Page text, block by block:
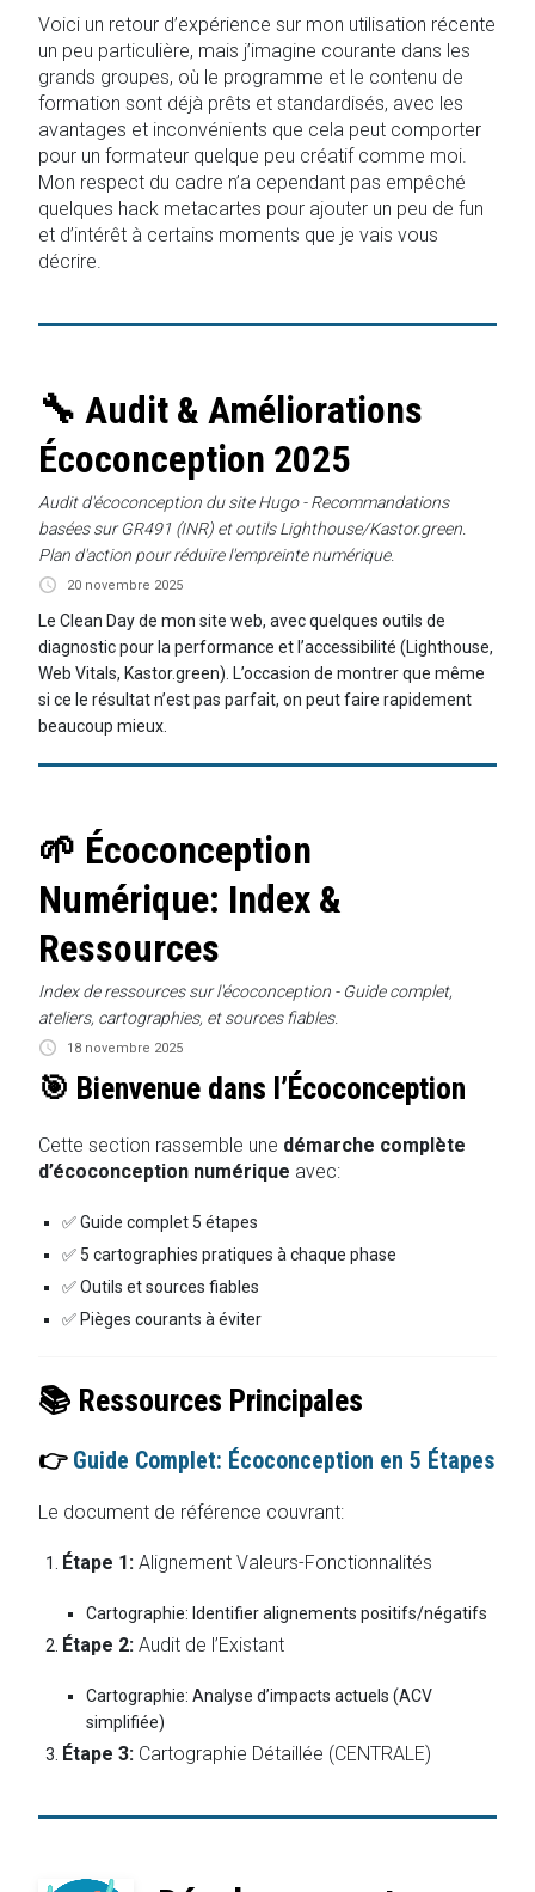
Voici un retour d’expérience sur mon utilisation récente
un peu particulière, mais j’imagine courante dans les
grands groupes, où le programme et le contenu de
formation sont déjà prêts et standardisés, avec les
avantages et inconvénients que cela peut comporter
pour un formateur quelque peu créatif comme moi.
Mon respect du cadre n’a cependant pas empêché
quelques hack metacartes pour ajouter un peu de fun
et d’intérêt à certains moments que je vais vous
décrire.
🔧 Audit & Améliorations
Écoconception 2025
Audit d'écoconception du site Hugo - Recommandations
basées sur GR491 (INR) et outils Lighthouse/Kastor.green.
Plan d'action pour réduire l'empreinte numérique.
20 novembre 2025
Le Clean Day de mon site web, avec quelques outils de
diagnostic pour la performance et l’accessibilité (Lighthouse,
Web Vitals, Kastor.green). L’occasion de montrer que même
si ce le résultat n’est pas parfait, on peut faire rapidement
beaucoup mieux.
🌱 Écoconception
Numérique: Index &
Ressources
Index de ressources sur l'écoconception - Guide complet,
ateliers, cartographies, et sources fiables.
18 novembre 2025
🎯 Bienvenue dans l’Écoconception
Cette section rassemble une démarche complète
d’écoconception numérique avec:
✅ Guide complet 5 étapes
✅ 5 cartographies pratiques à chaque phase
✅ Outils et sources fiables
✅ Pièges courants à éviter
📚 Ressources Principales
👉 Guide Complet: Écoconception en 5 Étapes
Le document de référence couvrant:
Étape 1: Alignement Valeurs-Fonctionnalités
Cartographie: Identifier alignements positifs/négatifs
Étape 2: Audit de l’Existant
Cartographie: Analyse d’impacts actuels (ACV
simplifiée)
Étape 3: Cartographie Détaillée (CENTRALE)